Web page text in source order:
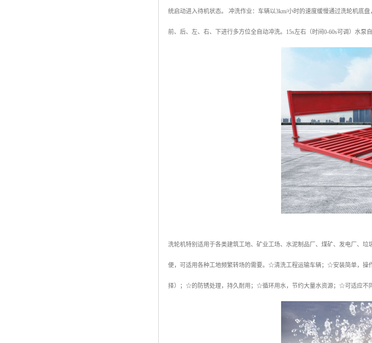
统启动进入待机状态。 冲洗作业：车辆以3km/小时的速度缓慢通过洗轮机底
前、后、左、右、下进行多方位全自动冲洗。15s左右（时间0-60s可调）水泵
洗轮机特别适用于各类建筑工地、矿业工场、水泥制品厂、煤矿、发电厂、
便，可适用各种工地频繁转场的需要。☆清洗工程运输车辆；☆安装简单，
择）；☆的防锈处理，持久耐用；☆循环用水，节约大量水资源；☆可适应不